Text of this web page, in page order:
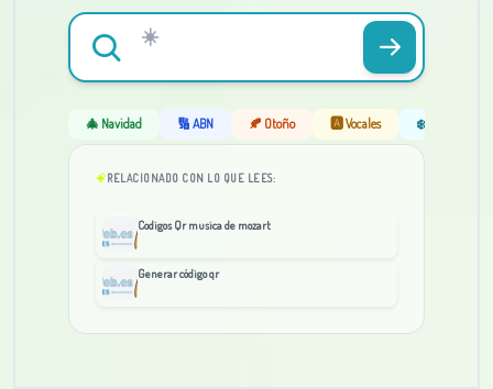
🎄 Navidad 🔢 ABN 🍂 Otoño 🅰️ Vocales ❄️ Invierno
RELACIONADO CON LO QUE LEES:
Codigos Qr musica de mozart
Generar código qr